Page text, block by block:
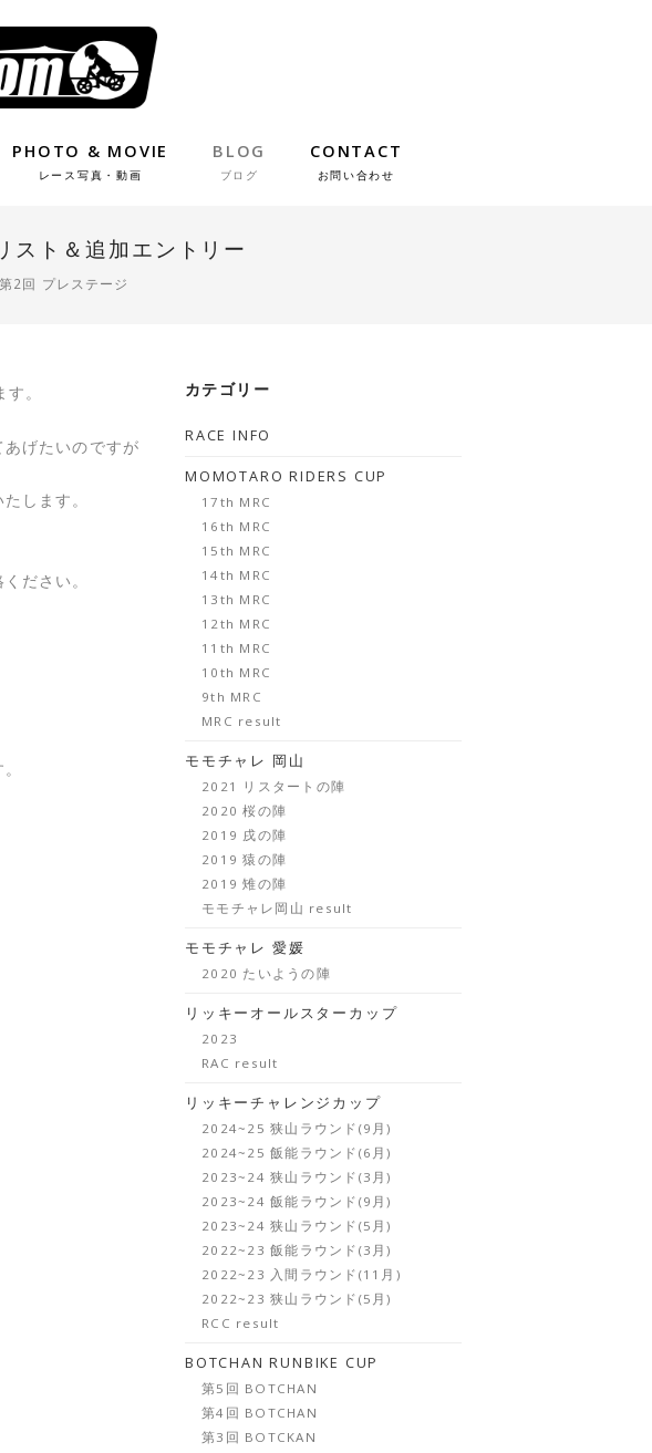
PHOTO & MOVIE
レース写真・動画
BLOG
ブログ
CONTACT
お問い合わせ
スト＆追加エントリー
第2回 プレステージ
。
げたいのですが
します。
ださい。
カテゴリー
RACE INFO
MOMOTARO RIDERS CUP
17th MRC
16th MRC
15th MRC
14th MRC
13th MRC
12th MRC
11th MRC
10th MRC
9th MRC
MRC result
モモチャレ 岡山
2021 リスタートの陣
2020 桜の陣
2019 戌の陣
2019 猿の陣
2019 雉の陣
モモチャレ岡山 result
モモチャレ 愛媛
2020 たいようの陣
リッキーオールスターカップ
2023
RAC result
リッキーチャレンジカップ
2024~25 狭山ラウンド(9月)
2024~25 飯能ラウンド(6月)
2023~24 狭山ラウンド(3月)
2023~24 飯能ラウンド(9月)
2023~24 狭山ラウンド(5月)
2022~23 飯能ラウンド(3月)
2022~23 入間ラウンド(11月)
2022~23 狭山ラウンド(5月)
RCC result
BOTCHAN RUNBIKE CUP
第5回 BOTCHAN
第4回 BOTCHAN
第3回 BOTCKAN